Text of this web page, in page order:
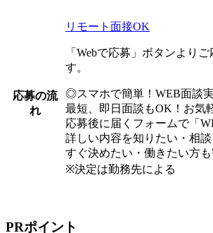
応募の流
れ
リモート面接OK
「Webで応募」ボタンより
す。
◎スマホで簡単！WEB面談実
最短、即日面談もOK！お気
応募後に届くフォームで「
詳しい内容を知りたい・相談
すぐ決めたい・働きたい方も
※決定は勤務先による
PRポイント